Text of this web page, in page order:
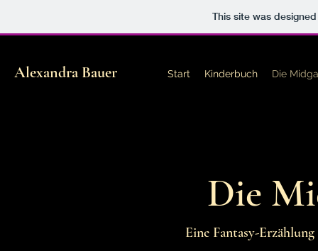
This site was
Alexandra Bauer Start Kinderbuch Die
Die
Eine Fantasy-